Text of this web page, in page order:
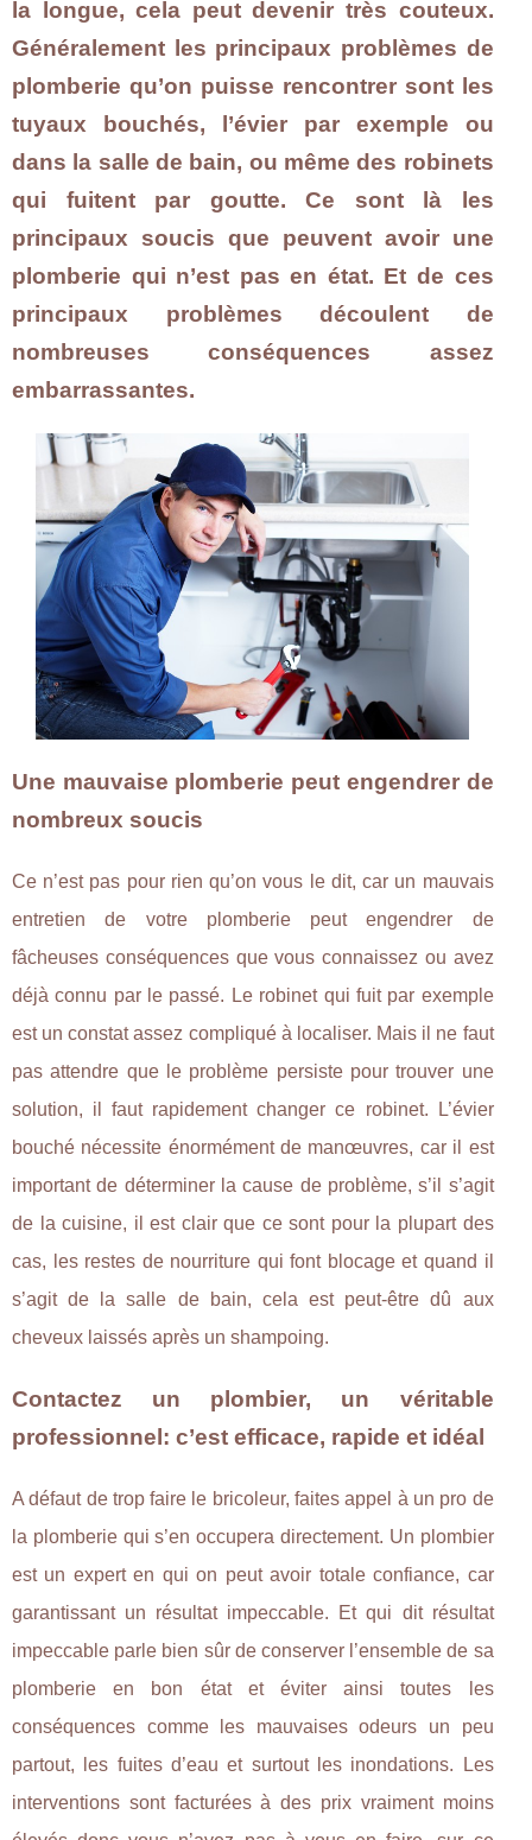
la longue, cela peut devenir très couteux.
Généralement les principaux problèmes de
plomberie qu’on puisse rencontrer sont les
tuyaux bouchés, l’évier par exemple ou
dans la salle de bain, ou même des robinets
qui fuitent par goutte. Ce sont là les
principaux soucis que peuvent avoir une
plomberie qui n’est pas en état. Et de ces
principaux problèmes découlent de
nombreuses conséquences assez
embarrassantes.
Une mauvaise plomberie peut engendrer de
nombreux soucis
Ce n’est pas pour rien qu’on vous le dit, car un mauvais
entretien de votre plomberie peut engendrer de
fâcheuses conséquences que vous connaissez ou avez
déjà connu par le passé. Le robinet qui fuit par exemple
est un constat assez compliqué à localiser. Mais il ne faut
pas attendre que le problème persiste pour trouver une
solution, il faut rapidement changer ce robinet. L’évier
bouché nécessite énormément de manœuvres, car il est
important de déterminer la cause de problème, s’il s’agit
de la cuisine, il est clair que ce sont pour la plupart des
cas, les restes de nourriture qui font blocage et quand il
s’agit de la salle de bain, cela est peut-être dû aux
cheveux laissés après un shampoing.
Contactez un plombier, un véritable
professionnel: c’est efficace, rapide et idéal
A défaut de trop faire le bricoleur, faites appel à un pro de
la plomberie qui s’en occupera directement. Un plombier
est un expert en qui on peut avoir totale confiance, car
garantissant un résultat impeccable. Et qui dit résultat
impeccable parle bien sûr de conserver l’ensemble de sa
plomberie en bon état et éviter ainsi toutes les
conséquences comme les mauvaises odeurs un peu
partout, les fuites d’eau et surtout les inondations. Les
interventions sont facturées à des prix vraiment moins